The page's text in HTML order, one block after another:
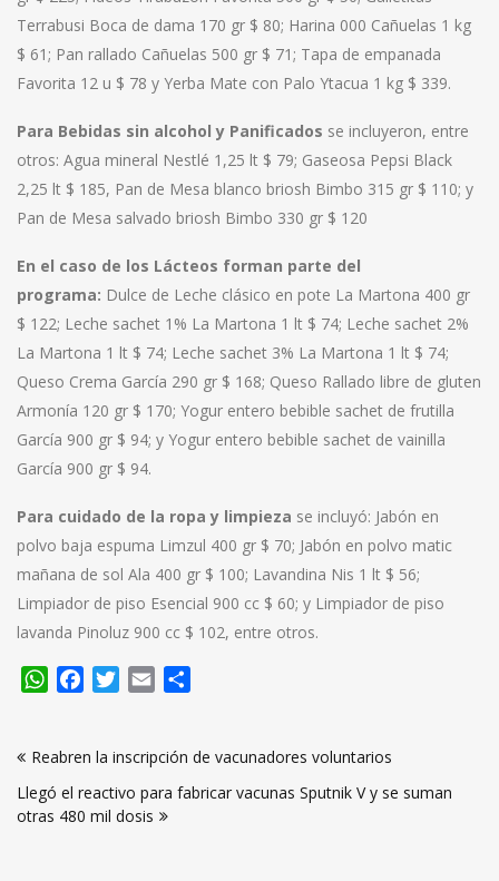
Terrabusi Boca de dama 170 gr $ 80; Harina 000 Cañuelas 1 kg
$ 61; Pan rallado Cañuelas 500 gr $ 71; Tapa de empanada
Favorita 12 u $ 78 y Yerba Mate con Palo Ytacua 1 kg $ 339.
Para Bebidas sin alcohol y Panificados se incluyeron, entre
otros: Agua mineral Nestlé 1,25 lt $ 79; Gaseosa Pepsi Black
2,25 lt $ 185, Pan de Mesa blanco briosh Bimbo 315 gr $ 110; y
Pan de Mesa salvado briosh Bimbo 330 gr $ 120
En el caso de los Lácteos forman parte del
programa: Dulce de Leche clásico en pote La Martona 400 gr
$ 122; Leche sachet 1% La Martona 1 lt $ 74; Leche sachet 2%
La Martona 1 lt $ 74; Leche sachet 3% La Martona 1 lt $ 74;
Queso Crema García 290 gr $ 168; Queso Rallado libre de gluten
Armonía 120 gr $ 170; Yogur entero bebible sachet de frutilla
García 900 gr $ 94; y Yogur entero bebible sachet de vainilla
García 900 gr $ 94.
Para cuidado de la ropa y limpieza se incluyó: Jabón en
polvo baja espuma Limzul 400 gr $ 70; Jabón en polvo matic
mañana de sol Ala 400 gr $ 100; Lavandina Nis 1 lt $ 56;
Limpiador de piso Esencial 900 cc $ 60; y Limpiador de piso
lavanda Pinoluz 900 cc $ 102, entre otros.
WhatsApp
FacebookTwitter
Email
de
entradas
Reabren la inscripción de vacunadores voluntarios
Llegó el reactivo para fabricar vacunas Sputnik V y se suman
otras 480 mil dosis